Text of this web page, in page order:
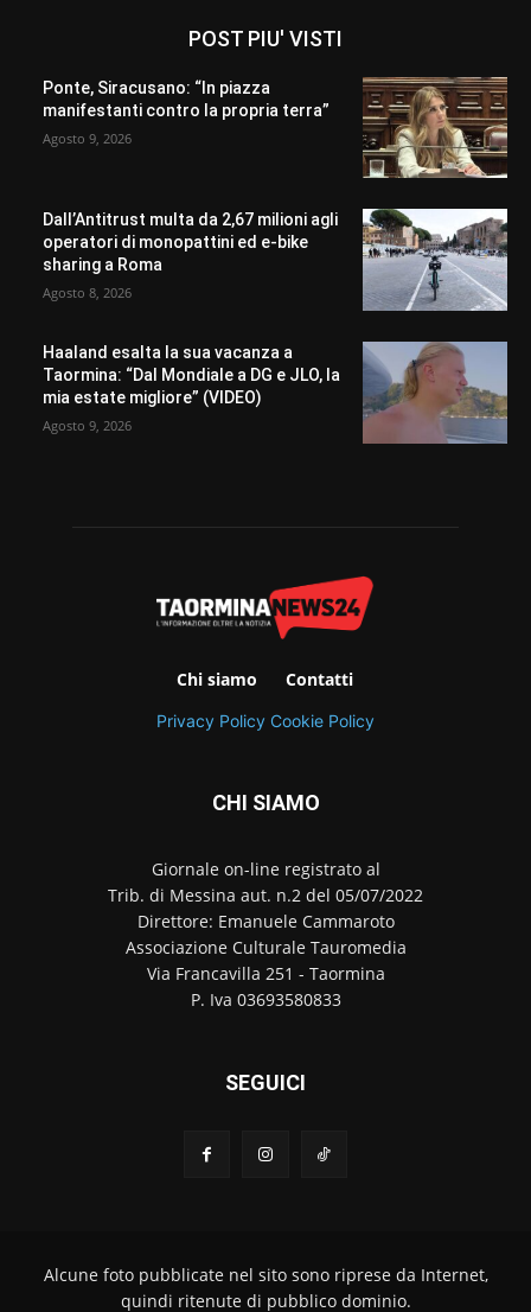
POST PIU' VISTI
Ponte, Siracusano: “In piazza
manifestanti contro la propria terra”
Agosto 9, 2026
Dall’Antitrust multa da 2,67 milioni agli
operatori di monopattini ed e-bike
sharing a Roma
Agosto 8, 2026
Haaland esalta la sua vacanza a
Taormina: “Dal Mondiale a DG e JLO, la
mia estate migliore” (VIDEO)
Agosto 9, 2026
Chi siamo Contatti
Privacy Policy Cookie Policy
CHI SIAMO
Giornale on-line registrato al
Trib. di Messina aut. n.2 del 05/07/2022
Direttore: Emanuele Cammaroto
Associazione Culturale Tauromedia
Via Francavilla 251 - Taormina
P. Iva 03693580833
SEGUICI
Alcune foto pubblicate nel sito sono riprese da Internet,
quindi ritenute di pubblico dominio.